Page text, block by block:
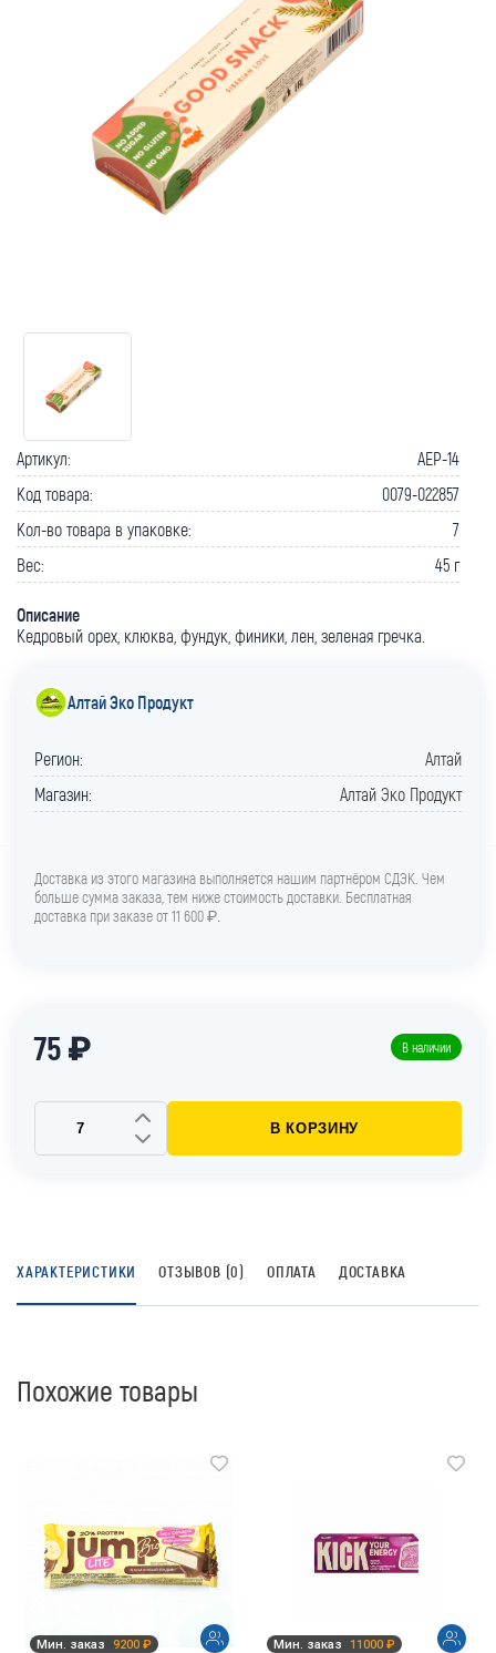
Артикул:
AEP-14
Код товара:
0079-022857
Кол-во товара в упаковке:
7
Вес:
45 г
Описание
Кедровый орех, клюква, фундук, финики, лен, зеленая гречка.
Алтай Эко Продукт
Регион:
Алтай
Магазин:
Алтай Эко Продукт
Доставка из этого магазина выполняется нашим партнёром СДЭК. Чем
больше сумма заказа, тем ниже стоимость доставки. Бесплатная
доставка при заказе от 11 600 ₽.
75 ₽ В наличии
В КОРЗИНУ
ХАРАКТЕРИСТИКИ ОТЗЫВОВ (0) ОПЛАТА ДОСТАВКА
Похожие товары
Мин. заказ 9200 ₽ Мин. заказ 11000 ₽